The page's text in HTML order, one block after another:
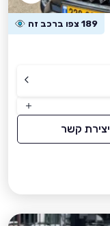
189 צפו ברכב זה
יצירת קשר